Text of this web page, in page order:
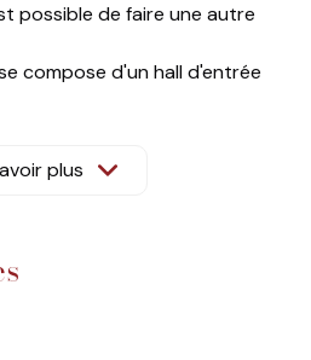
possible de faire une autre
compose d'un hall d'entrée
deux agréables terrasses à l
vue dégagée.
garage un abri, et un
plus